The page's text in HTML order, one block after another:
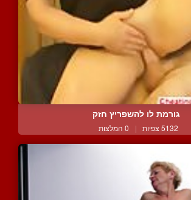
גורמת לו להשפריץ חזק
5132 צפיות | 0 המלצות